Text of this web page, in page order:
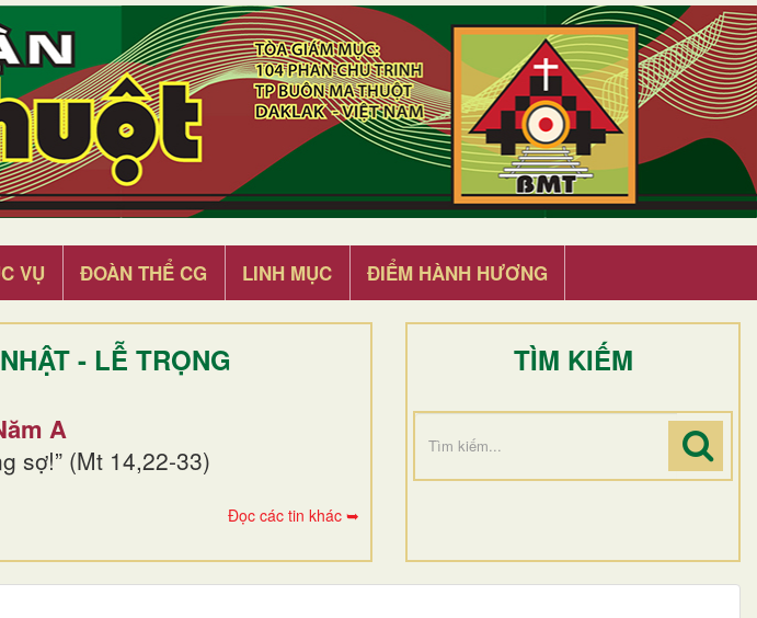
VỤ ĐOÀN THỂ CG LINH MỤC ĐIỂM HÀNH HƯƠNG
- LỄ TRỌNG
A
sợ!” (Mt 14,22-33)
Đọc các tin khác ➥
TÌM KIẾM